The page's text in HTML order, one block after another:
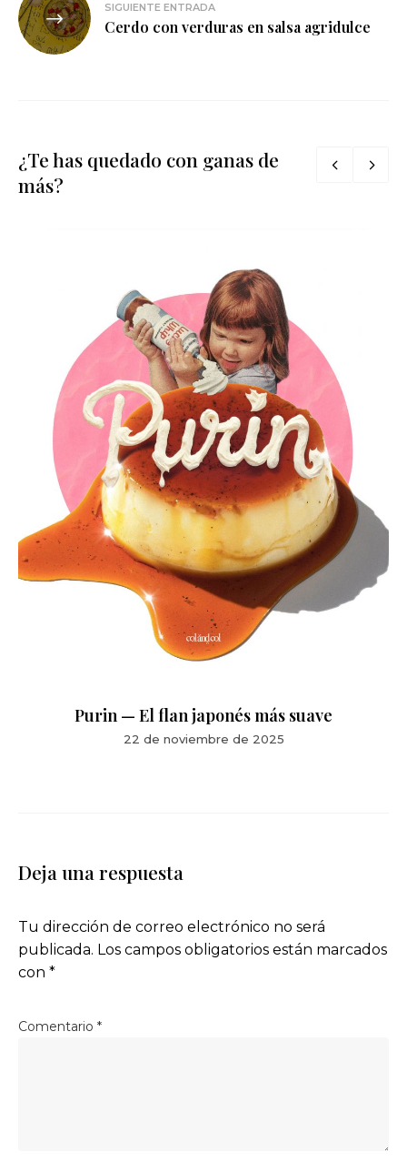
SIGUIENTE ENTRADA
Cerdo con verduras en salsa agridulce
¿Te has quedado con ganas de
más?
Purin — El flan japonés más suave
22 de noviembre de 2025
Deja una respuesta
Tu dirección de correo electrónico no será
publicada. Los campos obligatorios están marcados
con *
Comentario *